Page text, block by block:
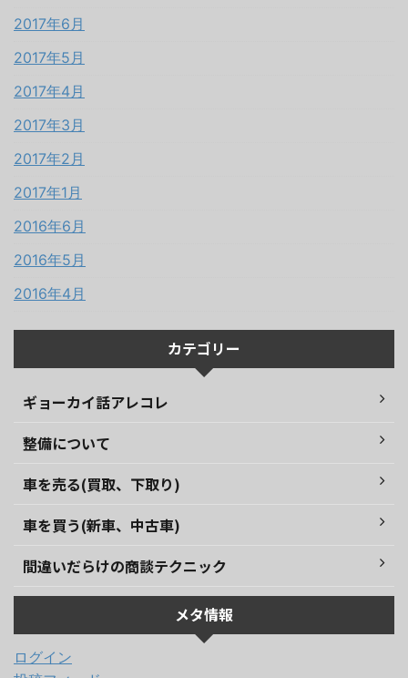
2017年6月
2017年5月
2017年4月
2017年3月
2017年2月
2017年1月
2016年6月
2016年5月
2016年4月
カテゴリー
ギョーカイ話アレコレ
整備について
車を売る(買取、下取り)
車を買う(新車、中古車)
間違いだらけの商談テクニック
メタ情報
ログイン